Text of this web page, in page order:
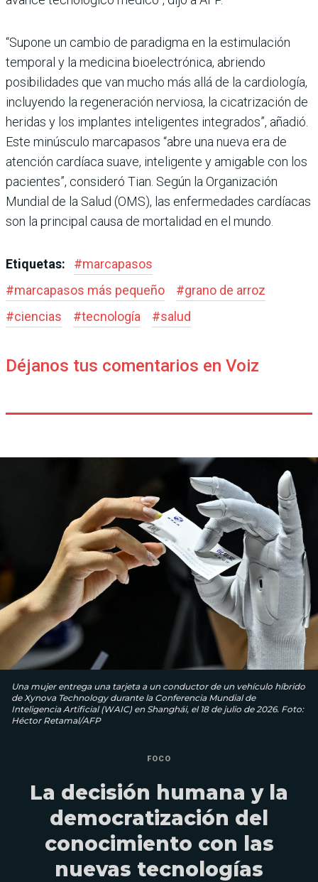
“Supone un cambio de paradigma en la estimulación
temporal y la medicina bioelectrónica, abriendo
posibilidades que van mucho más allá de la cardiología,
incluyendo la regeneración nerviosa, la cicatrización de
heridas y los implantes inteligentes integrados”, añadió.
Este minúsculo marcapasos “abre una nueva era de
atención cardíaca suave, inteligente y amigable con los
pacientes”, consideró Tian. Según la Organización
Mundial de la Salud (OMS), las enfermedades cardíacas
son la principal causa de mortalidad en el mundo.
Etiquetas: #marcapasos
#marcapasos más pequeño #grano de arroz
#ciencias #tecnología #salud
Déjanos tus comentarios en Voiz
Una mujer entrega una tarjeta a un conductor de un vehículo híbrido
de Xynova Technology durante la Conferencia Mundial de
Inteligencia Artificial (WAIC) en Shanghái, el 18 de julio de 2026. Foto:
Héctor Retamal/AFP
FOCO
La decisión humana y la
democratización del
conocimiento con las
nuevas tecnologías